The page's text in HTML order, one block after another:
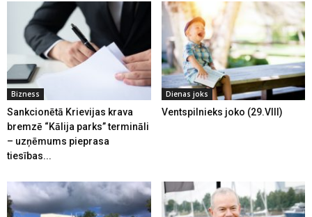
Bizness
Sankcionētā Krievijas krava
bremzē “Kālija parks” termināli
– uzņēmums pieprasa
tiesības...
Dienas joks
Ventspilnieks joko (29.VIII)